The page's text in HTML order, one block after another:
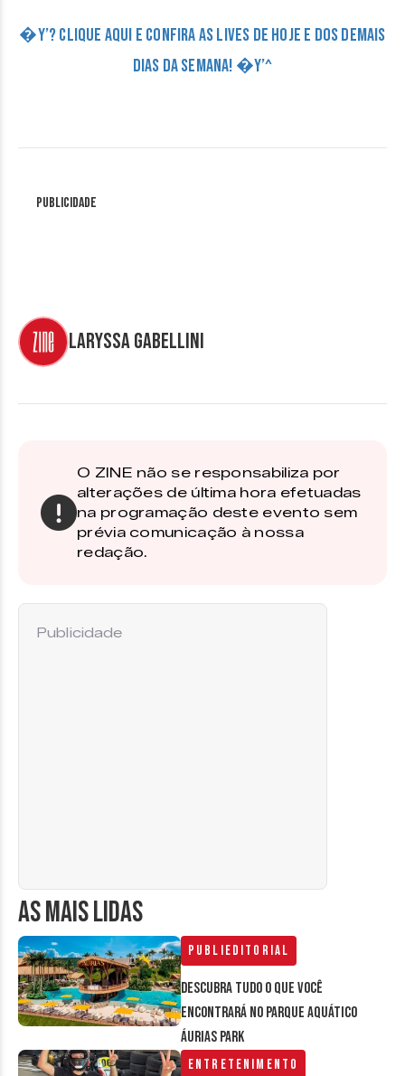
�Y’? CLIQUE AQUI E CONFIRA AS LIVES DE HOJE E DOS DEMAIS
DIAS DA SEMANA! �Y’^
Publicidade
Laryssa Gabellini
O ZINE não se responsabiliza por
alterações de última hora efetuadas
na programação deste evento sem
prévia comunicação à nossa
redação.
AS MAIS LIDAS
Publieditorial
Descubra tudo o que você
encontrará no parque aquático
Áurias Park
Entretenimento
Publicidade